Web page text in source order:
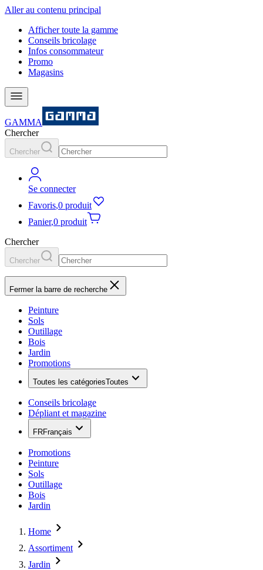
Aller au contenu principal
Afficher toute la gamme
Conseils bricolage
Infos consommateur
Promo
Magasins
GAMMA
Chercher
Chercher
Se connecter
Favoris,0 produit
Panier,0 produit
Chercher
Chercher
Fermer la barre de recherche
Peinture
Sols
Outillage
Bois
Jardin
Promotions
Toutes les catégoriesToutes
Conseils bricolage
Dépliant et magazine
FRFrançais
Promotions
Peinture
Sols
Outillage
Bois
Jardin
Home
Assortiment
Jardin